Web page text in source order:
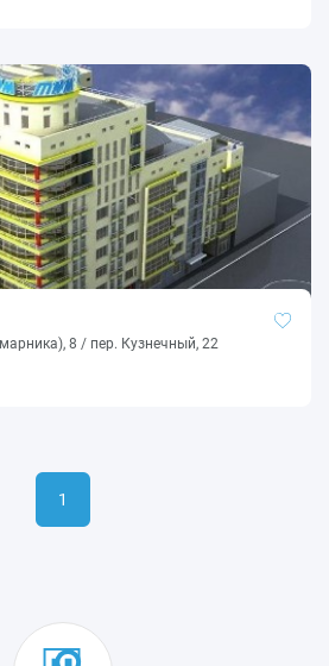
8 / пер. Кузнечный, 22
1